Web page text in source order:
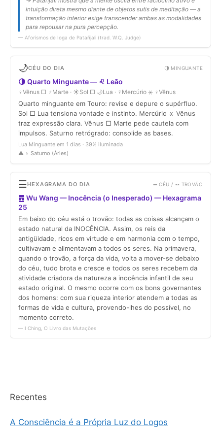
Recentes
A Consciência é a Própria Luz do Logos